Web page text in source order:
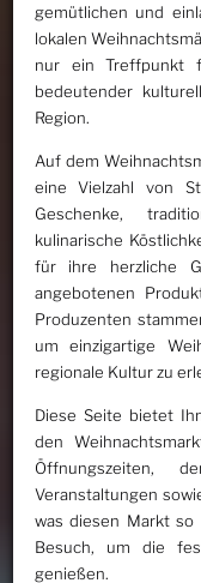
gemütlichen und
lokalen
nur ein Treffpunkt
bedeutender
Region.
Auf dem
eine Vielzahl von
Geschenke,
kulinarische
für ihre herzliche
angebotenen
Produzenten
um einzigartige
regionale Kultur zu
Diese Seite bietet
den
Öffnungszeiten,
Veranstaltungen
was diesen Markt so
Besuch, um die
genießen.